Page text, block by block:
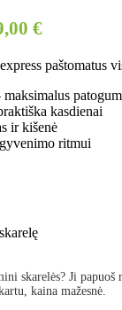
€
paštomatus
kasdienai
ir kišenė
ritmui
skarelės? Ji
kaina mažesnė.